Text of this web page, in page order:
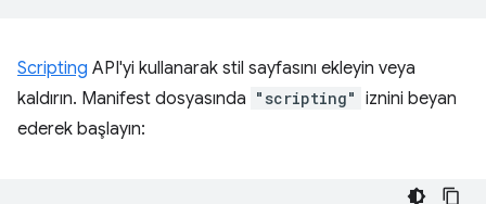
Scripting API'yi kullanarak stil sayfasını ekleyin veya
kaldırın. Manifest dosyasında "scripting" iznini beyan
ederek başlayın: